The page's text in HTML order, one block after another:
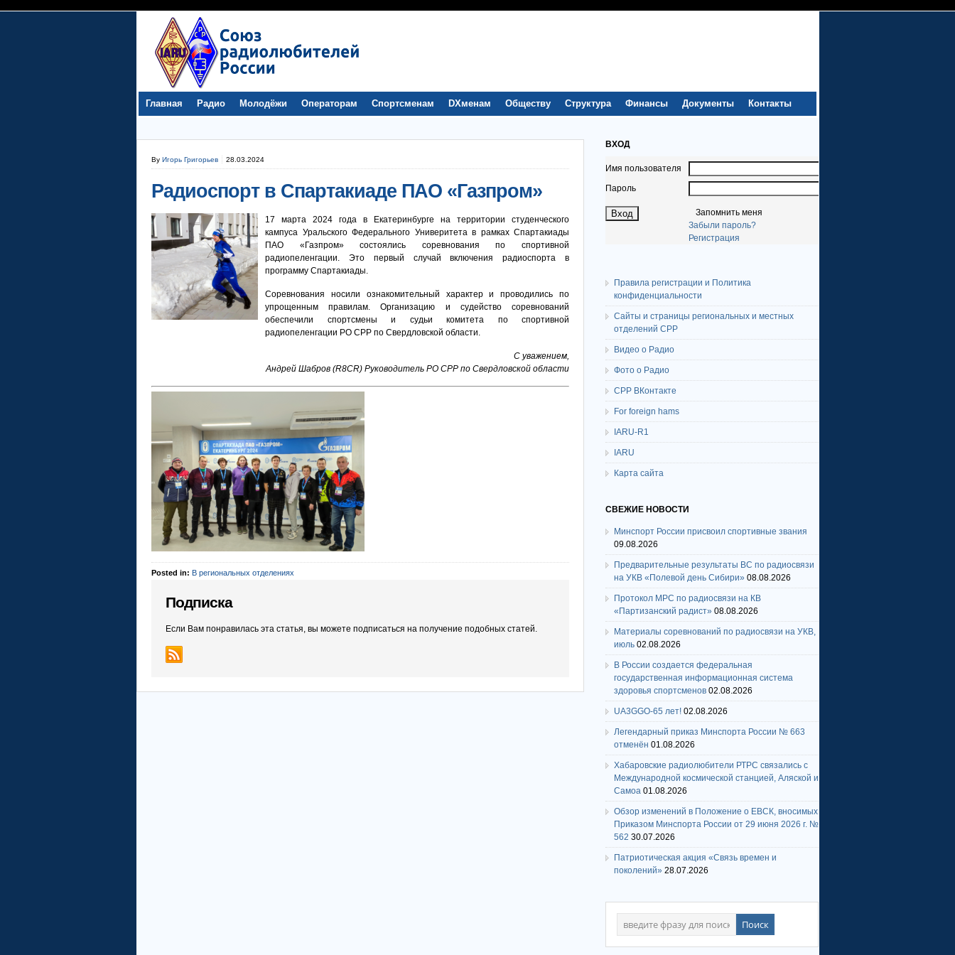
Главная Радио Молодёжи Операторам Спортсменам DXменам Обществу Структура Финансы Документы Контакты
By Игорь Григорьев 28.03.2024
Радиоспорт в Спартакиаде ПАО «Газпром»
17 марта 2024 года в Екатеринбурге на территории студенческого
кампуса Уральского Федерального Универитета в рамках Спартакиады
ПАО «Газпром» состоялись соревнования по спортивной
радиопеленгации. Это первый случай включения радиоспорта в
программу Спартакиады.
Соревнования носили ознакомительный характер и проводились по
упрощенным правилам. Организацию и судейство соревнований
обеспечили спортсмены и судьи комитета по спортивной
радиопеленгации РО СРР по Свердловской области.
С уважением,
Андрей Шабров (R8CR) Руководитель РО СРР по Свердловской области
Posted in: В региональных отделениях
Подписка
Если Вам понравилась эта статья, вы можете подписаться на получение подобных статей.
ВХОД
Имя пользователя
Пароль
Запомнить меня
Забыли пароль?
Регистрация
Правила регистрации и Политика
конфиденциальности
Сайты и страницы региональных и местных
отделений СРР
Видео о Радио
Фото о Радио
СРР ВКонтакте
For foreign hams
IARU-R1
IARU
Карта сайта
СВЕЖИЕ НОВОСТИ
Минспорт России присвоил спортивные звания
09.08.2026
Предварительные результаты ВС по радиосвязи
на УКВ «Полевой день Сибири» 08.08.2026
Протокол МРС по радиосвязи на КВ
«Партизанский радист» 08.08.2026
Материалы соревнований по радиосвязи на УКВ,
июль 02.08.2026
В России создается федеральная
государственная информационная система
здоровья спортсменов 02.08.2026
UA3GGO-65 лет! 02.08.2026
Легендарный приказ Минспорта России № 663
отменён 01.08.2026
Хабаровские радиолюбители РТРС связались с
Международной космической станцией, Аляской и
Самоа 01.08.2026
Обзор изменений в Положение о ЕВСК, вносимых
Приказом Минспорта России от 29 июня 2026 г. №
562 30.07.2026
Патриотическая акция «Связь времен и
поколений» 28.07.2026